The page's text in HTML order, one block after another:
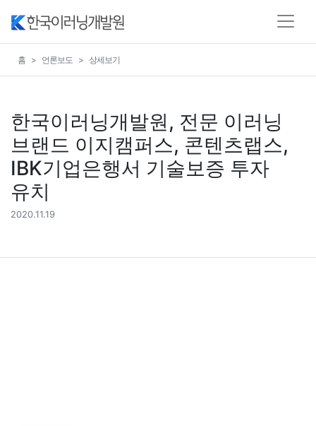
홈 언론보도 상세보기
한국이러닝개발원, 전문 이러닝
브랜드 이지캠퍼스, 콘텐츠랩스,
IBK기업은행서 기술보증 투자
유치
2020.11.19